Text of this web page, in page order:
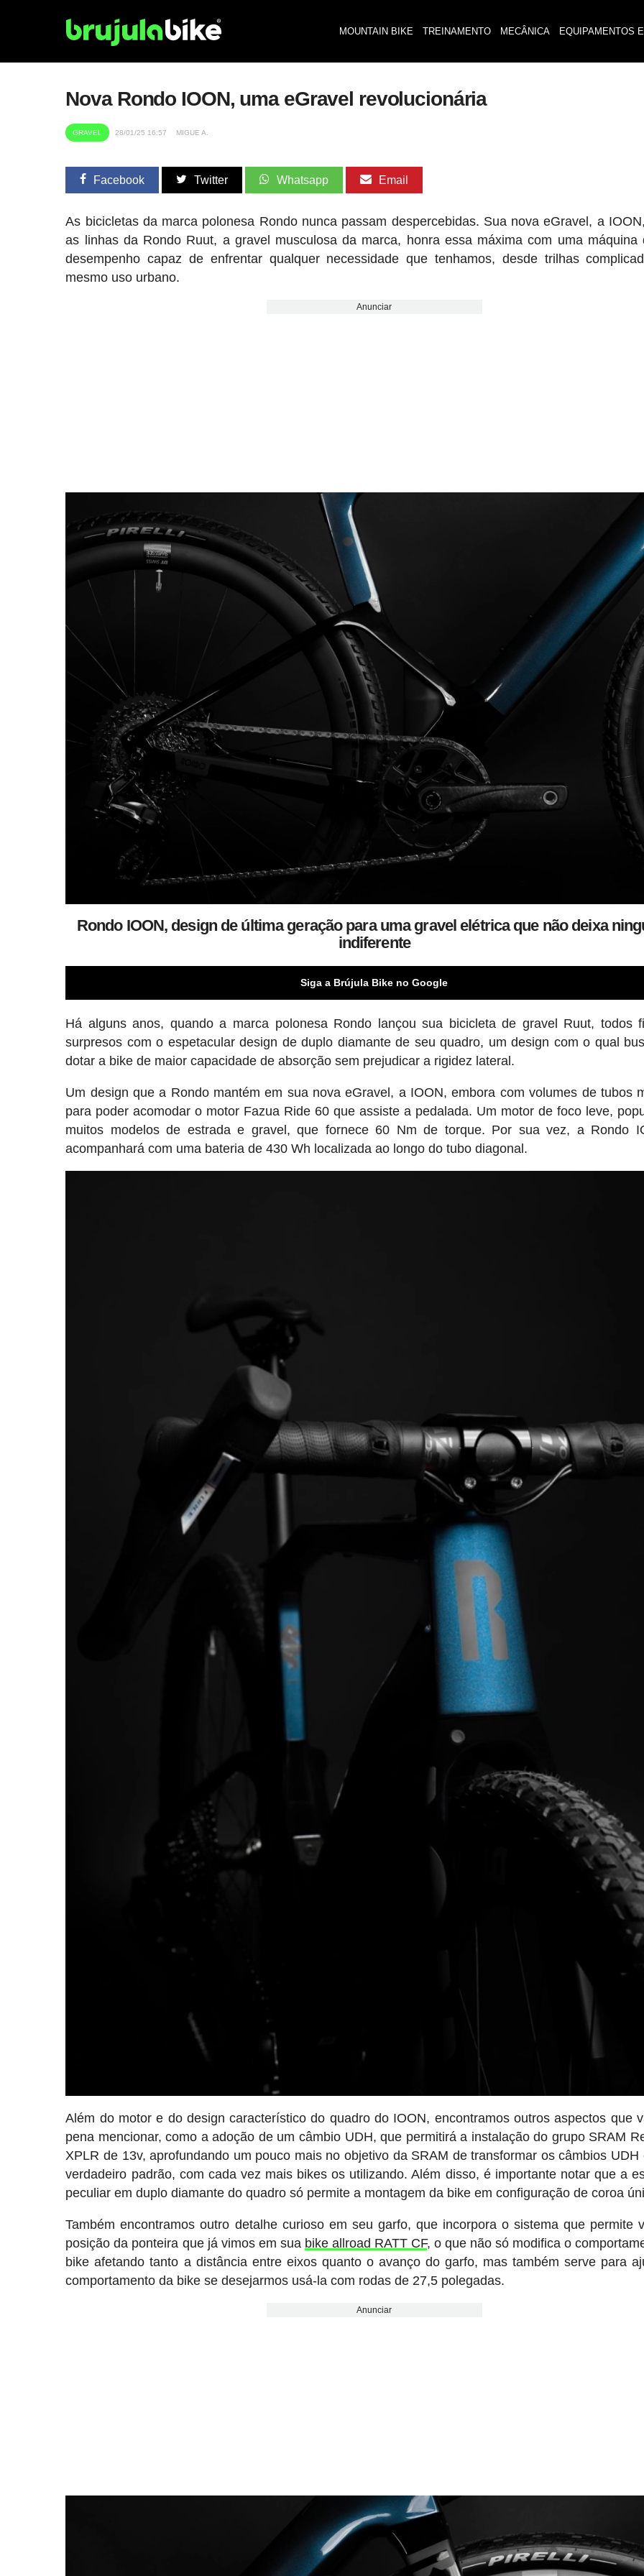
MOUNTAIN BIKE TREINAMENTO MECÂNICA EQUIPAMENTOS
Nova Rondo IOON, uma eGravel revolucionária
GRAVEL 28/01/25 16:57 MIGUE A.
Facebook Twitter Whatsapp Email
As bicicletas da marca polonesa Rondo nunca passam despercebidas. Sua nova eGravel, a
as linhas da Rondo Ruut, a gravel musculosa da marca, honra essa máxima com uma máquina
desempenho capaz de enfrentar qualquer necessidade que tenhamos, desde trilhas
mesmo uso urbano.
Anunciar
Rondo IOON, design de última geração para uma gravel elétrica que não deixa
indiferente
Siga a Brújula Bike no Google
Há alguns anos, quando a marca polonesa Rondo lançou sua bicicleta de gravel Ruut, todos
surpresos com o espetacular design de duplo diamante de seu quadro, um design com o qual
dotar a bike de maior capacidade de absorção sem prejudicar a rigidez lateral.
Um design que a Rondo mantém em sua nova eGravel, a IOON, embora com volumes de tubos
para poder acomodar o motor Fazua Ride 60 que assiste a pedalada. Um motor de foco leve,
muitos modelos de estrada e gravel, que fornece 60 Nm de torque. Por sua vez, a Rondo
acompanhará com uma bateria de 430 Wh localizada ao longo do tubo diagonal.
Além do motor e do design característico do quadro do IOON, encontramos outros aspectos que
pena mencionar, como a adoção de um câmbio UDH, que permitirá a instalação do grupo SRAM
XPLR de 13v, aprofundando um pouco mais no objetivo da SRAM de transformar os câmbios UDH
verdadeiro padrão, com cada vez mais bikes os utilizando. Além disso, é importante notar que a
peculiar em duplo diamante do quadro só permite a montagem da bike em configuração de coroa
Também encontramos outro detalhe curioso em seu garfo, que incorpora o sistema que permite
posição da ponteira que já vimos em sua bike allroad RATT CF, o que não só modifica o
bike afetando tanto a distância entre eixos quanto o avanço do garfo, mas também serve para
comportamento da bike se desejarmos usá-la com rodas de 27,5 polegadas.
Anunciar